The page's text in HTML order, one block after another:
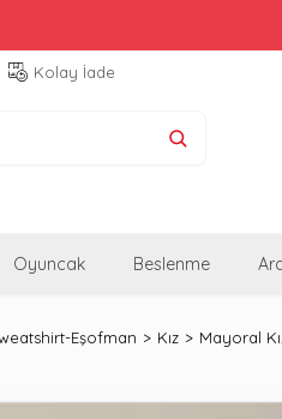
Kolay İade
Oyuncak Beslenme
Eşofman Kız Mayoral